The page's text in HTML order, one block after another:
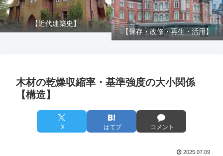
【近代建築史】
【保存・改修・再生・活用】
木材の乾燥収縮率・基準強度の大小関係
【構造】
X はてブ コメント
2025.07.09